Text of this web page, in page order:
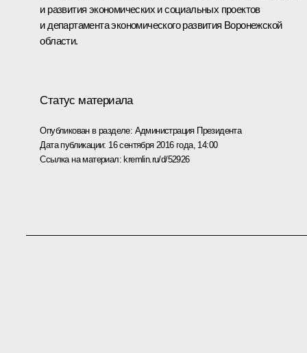
и развития экономических и социальных проектов
и департамента экономического развития Воронежской
области.
Статус материала
Опубликован в разделе: Администрация Президента
Дата публикации: 16 сентября 2016 года, 14:00
Ссылка на материал: kremlin.ru/d/52926